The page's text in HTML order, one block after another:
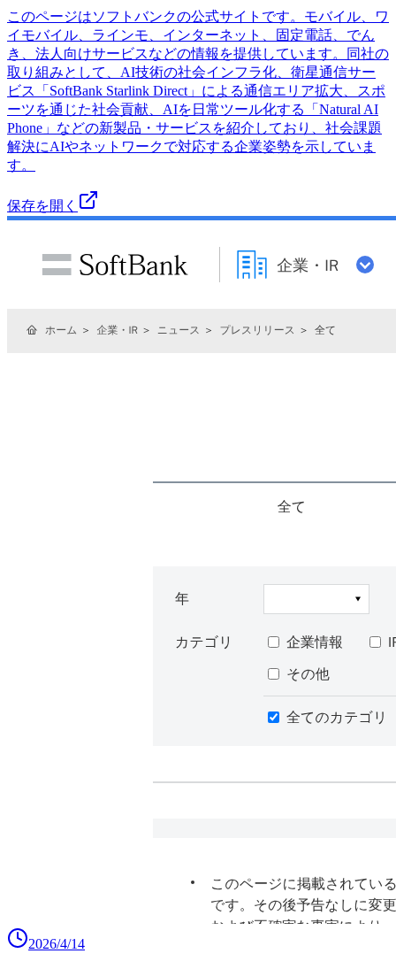
このページはソフトバンクの公式サイトです。モバイル、ワ
イモバイル、ラインモ、インターネット、固定電話、でん
き、法人向けサービスなどの情報を提供しています。同社の
取り組みとして、AI技術の社会インフラ化、衛星通信サー
ビス「SoftBank Starlink Direct」による通信エリア拡大、スポ
ーツを通じた社会貢献、AIを日常ツール化する「Natural AI
Phone」などの新製品・サービスを紹介しており、社会課題
解決にAIやネットワークで対応する企業姿勢を示していま
す。
保存を開く
2026/4/14